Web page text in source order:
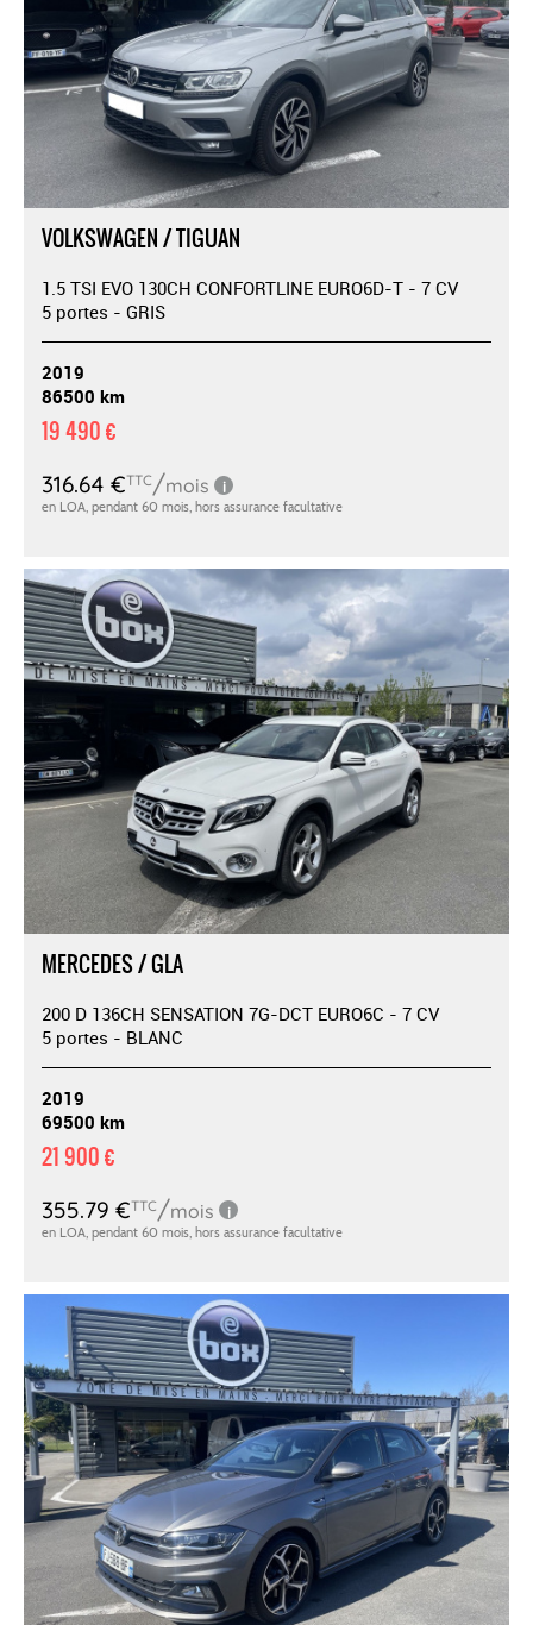
VOLKSWAGEN / TIGUAN
1.5 TSI EVO 130CH CONFORTLINE EURO6D-T - 7 CV
5 portes - GRIS
2019
86500 km
19 490 €
MERCEDES / GLA
200 D 136CH SENSATION 7G-DCT EURO6C - 7 CV
5 portes - BLANC
2019
69500 km
21 900 €